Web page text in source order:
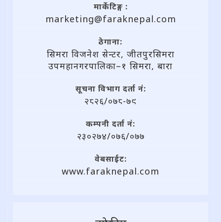
मार्केटिङ्ग :
marketing@faraknepal.com
ठेगाना:
सिमरा विजनेश सेन्टर, जीतपुरसिमरा
उपमहानगरपालिका–१ सिमरा, बारा
सूचना विभाग दर्ता नं:
२८२६/०७८-७९
कम्पनी दर्ता नं:
२३०२७४/०७६/०७७
वेबसाईट:
www.faraknepal.com